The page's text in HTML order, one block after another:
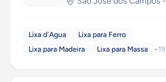
Lixa d'Agua
Lixa para Ferro
Lixa para Madeira
Lixa para Massa +19